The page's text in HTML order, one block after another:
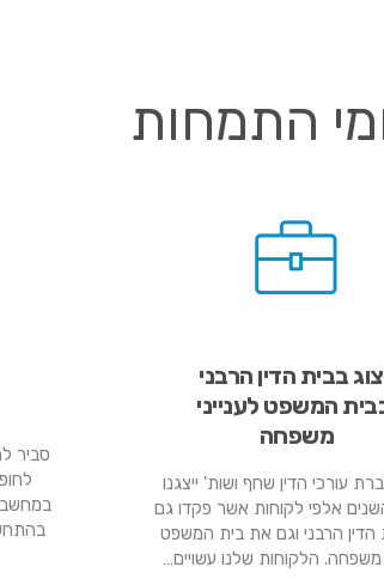
התמחות
בבית הדין הרבני
המשפט לענייני
משפחה
עורכי הדין שחף ושות' ייצגנו
אלפי לקוחות אשר פקדו גם
הדין הרבני וגם את בית המשפט
משפחה. הלקוחות שלנו עשויים…
סביר